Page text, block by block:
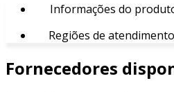
Informações do
Regiões de atendimento
Fornecedores